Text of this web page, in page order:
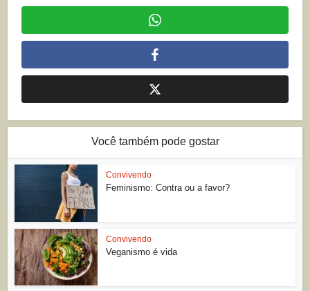
Você também pode gostar
Convivendo
Feminismo: Contra ou a favor?
Convivendo
Veganismo é vida